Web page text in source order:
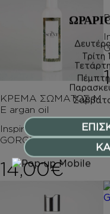
ΚΡΕΜΑ ΣΩΜΑΤΟΣ Μ
Ε argan oil
Inspired by FLORA
GORGEOUS ORCHID
14,00€
Τρίτη
Τετάρτη
Πέμπτη